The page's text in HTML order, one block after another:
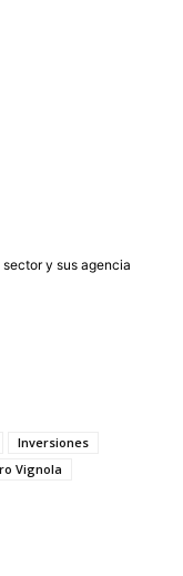
y sus agencia
Inversiones
Vignola